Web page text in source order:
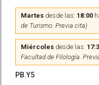
Martes desde las: 18:00
de Turismo. Previa cita)
Miércoles desde las:
Facultad de Filología.
PB.Y5